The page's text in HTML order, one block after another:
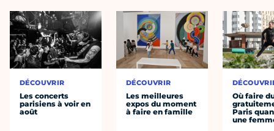
DÉCOUVRIR
Les concerts
parisiens à voir en
août
DÉCOUVRIR
Les meilleures
expos du moment
à faire en famille
Où faire
Paris
une